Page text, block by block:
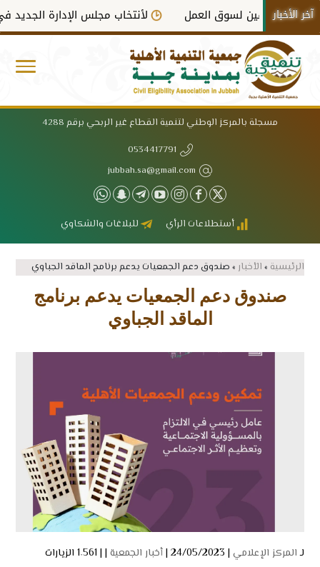
آخر الأخبارلسوق العمل لأنتخاب مجلس الإدارة الجديد في دورته
مسجلة بالمركز الوطني لتنمية القطاع غير الربحي برقم 4288
0534417791
jubbah.sa@gmail.com
أستطلاعات الرأي للبلاغات والشكاوي
الرئيسية » الأخبار » صندوق دعم الجمعيات يدعم برنامج الماقد الجباوي
صندوق دعم الجمعيات يدعم برنامج
الماقد الجباوي
لـالمركز الإعلامي | 24/05/2023 | أخبار الجمعية | | 1٬561 الزيارات